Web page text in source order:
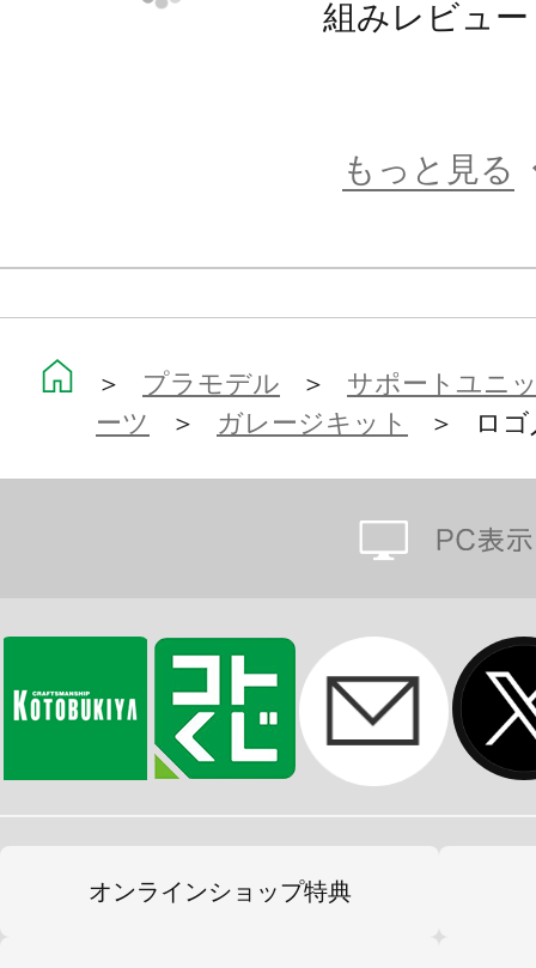
組みレビュー
もっと見る
＞ プラモデル ＞ サポートユニ
ーツ
＞ ガレージキット ＞ ロゴ
オンラインショップ特典